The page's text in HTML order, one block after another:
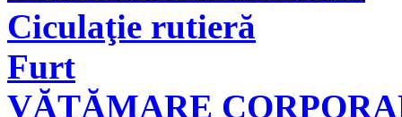
Ciculaţie rutieră
Furt
VĂTĂMARE